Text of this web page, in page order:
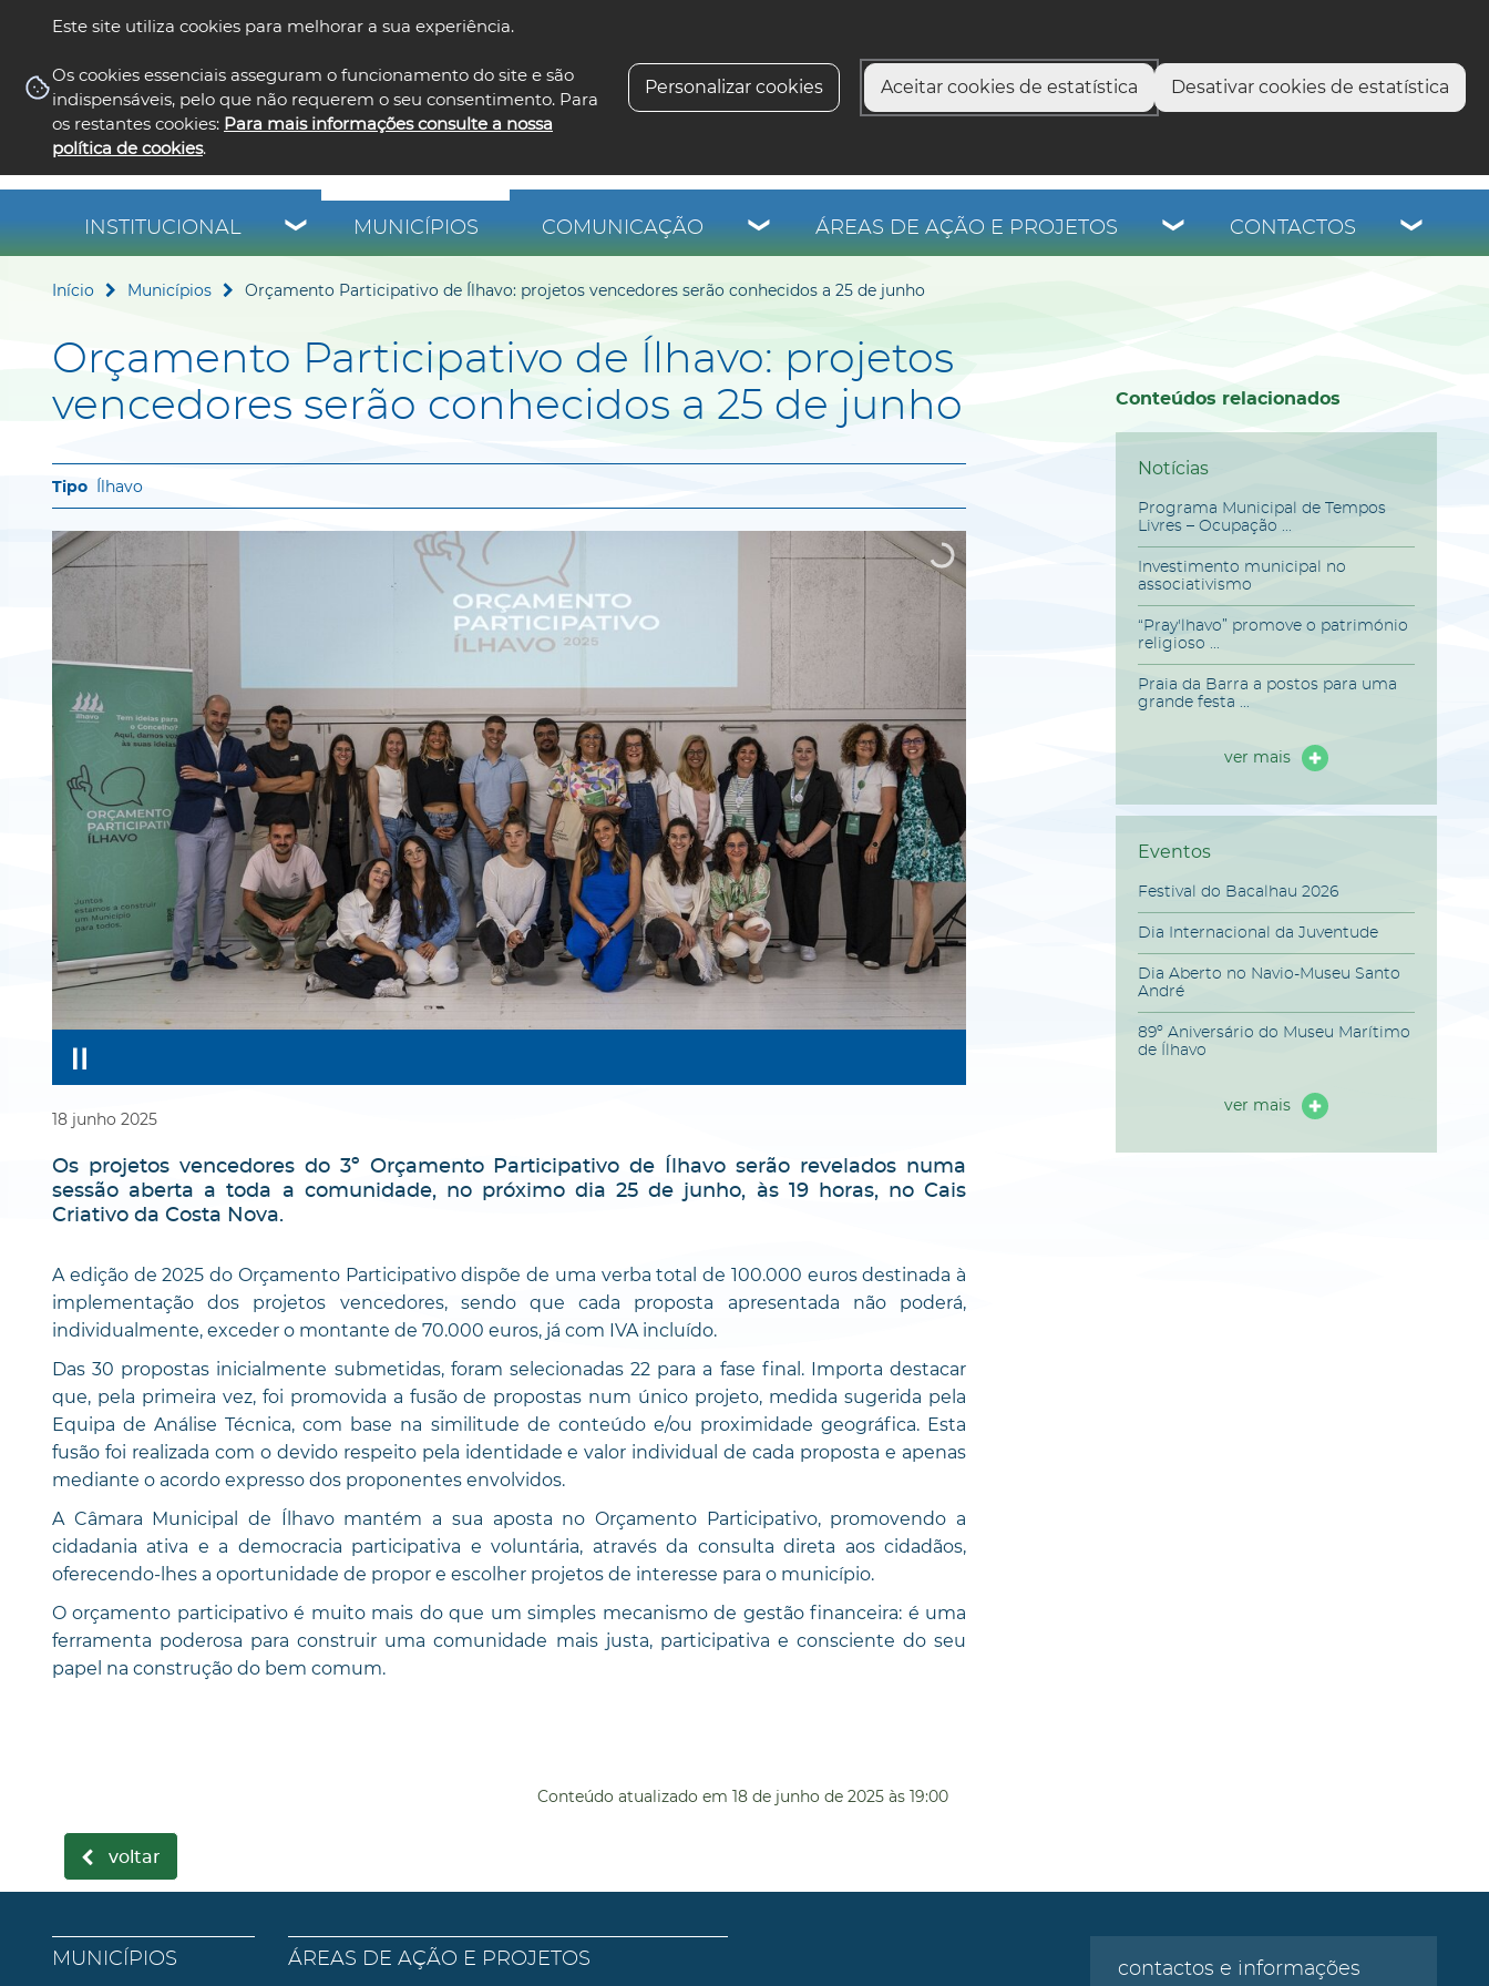
Este site utiliza cookies para melhorar a sua experiência.
Os cookies essenciais asseguram o funcionamento do site e são
indispensáveis, pelo que não requerem o seu consentimento. Para
os restantes cookies: Para mais informações consulte a nossa
política de cookies.
Personalizar cookies Aceitar cookies de estatística Desativar cookies de estatística
INSTITUCIONAL MUNICÍPIOS COMUNICAÇÃO ÁREAS DE AÇÃO E PROJETOS CONTACTOS
Início Municípios Orçamento Participativo de Ílhavo: projetos vencedores serão conhecidos a 25 de junho
Orçamento Participativo de Ílhavo: projetos
vencedores serão conhecidos a 25 de junho
Ílhavo
18 junho 2025
Os projetos vencedores do 3º Orçamento Participativo de Ílhavo serão revelados numa
sessão aberta a toda a comunidade, no próximo dia 25 de junho, às 19 horas, no Cais
Criativo da Costa Nova.
A edição de 2025 do Orçamento Participativo dispõe de uma verba total de 100.000 euros destinada à
implementação dos projetos vencedores, sendo que cada proposta apresentada não poderá,
individualmente, exceder o montante de 70.000 euros, já com IVA incluído.
Das 30 propostas inicialmente submetidas, foram selecionadas 22 para a fase final. Importa destacar
que, pela primeira vez, foi promovida a fusão de propostas num único projeto, medida sugerida pela
Equipa de Análise Técnica, com base na similitude de conteúdo e/ou proximidade geográfica. Esta
fusão foi realizada com o devido respeito pela identidade e valor individual de cada proposta e apenas
mediante o acordo expresso dos proponentes envolvidos.
A Câmara Municipal de Ílhavo mantém a sua aposta no Orçamento Participativo, promovendo a
cidadania ativa e a democracia participativa e voluntária, através da consulta direta aos cidadãos,
oferecendo-lhes a oportunidade de propor e escolher projetos de interesse para o município.
O orçamento participativo é muito mais do que um simples mecanismo de gestão financeira: é uma
ferramenta poderosa para construir uma comunidade mais justa, participativa e consciente do seu
papel na construção do bem comum.
Conteúdos relacionados
Notícias
Programa Municipal de Tempos
Livres – Ocupação ...
Investimento municipal no
associativismo
“Pray'lhavo” promove o património
religioso ...
Praia da Barra a postos para uma
grande festa ...
ver mais
Eventos
Festival do Bacalhau 2026
Dia Internacional da Juventude
Dia Aberto no Navio-Museu Santo
André
89º Aniversário do Museu Marítimo
de Ílhavo
ver mais
Conteúdo atualizado em 18 de junho de 2025 às 19:00
voltar
MUNICÍPIOS
ÁREAS DE AÇÃO E PROJETOS contactos e informações